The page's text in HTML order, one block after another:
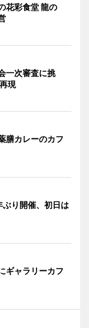
花彩食堂 龍の
一次審査に挑
現
膳カレーのカフ
り開催、初日は
ギャラリーカフ